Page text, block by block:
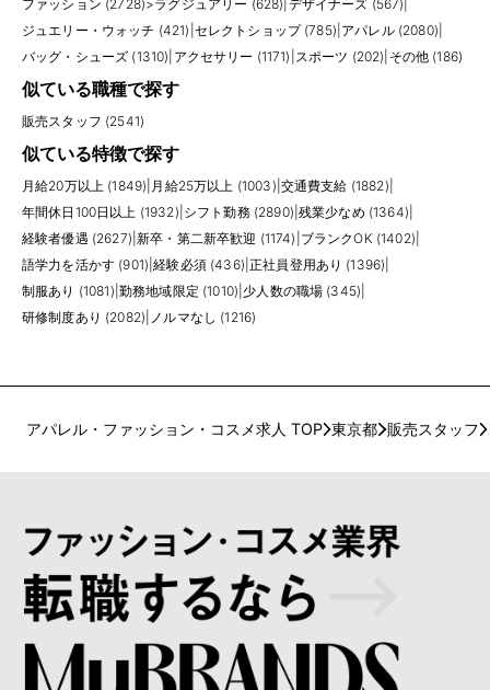
ファッション (2728)>ラグジュアリー (628) デザイナーズ (567)
ジュエリー・ウォッチ (421) セレクトショップ (785) アパレル (2080)
バッグ・シューズ (1310) アクセサリー (1171) スポーツ (202) その他 (186)
似ている職種で探す
販売スタッフ (2541)
似ている特徴で探す
月給20万以上 (1849) 月給25万以上 (1003) 交通費支給 (1882)
年間休日100日以上 (1932) シフト勤務 (2890) 残業少なめ (1364)
経験者優遇 (2627) |新卒・第二新卒歓迎 (1174) ブランクOK (1402)
語学力を活かす (901) |経験必須 (436) |正社員登用あり (1396)
制服あり (1081) 勤務地域限定 (1010) 少人数の職場 (345)
研修制度あり (2082) ノルマなし (1216)
アパレル・ファッション・コスメ求人 TOP 東京都 販売スタッフ